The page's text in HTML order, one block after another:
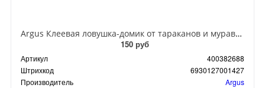
Argus Клеевая ловушка-домик от тараканов и муравьев
150 руб
Артикул
400382688
Штрихкод
6930127001427
Производитель
Argus